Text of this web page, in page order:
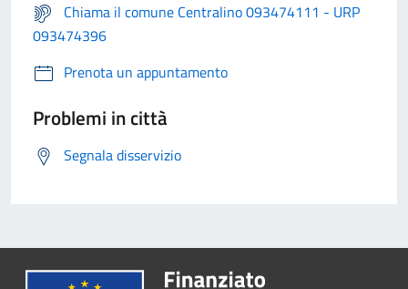
Chiama il comune Centralino 093474111 - URP
093474396
Prenota un appuntamento
Problemi in città
Segnala disservizio